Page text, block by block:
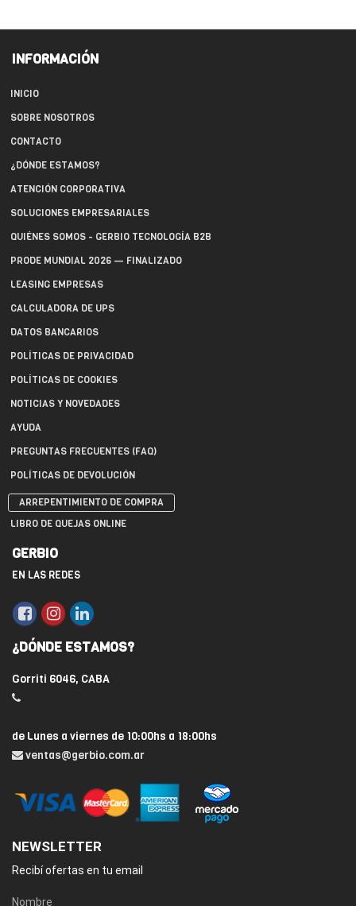
INFORMACIÓN
INICIO
SOBRE NOSOTROS
CONTACTO
¿DÓNDE ESTAMOS?
ATENCIÓN CORPORATIVA
SOLUCIONES EMPRESARIALES
QUIÉNES SOMOS - GERBIO TECNOLOGÍA B2B
PRODE MUNDIAL 2026 — FINALIZADO
LEASING EMPRESAS
CALCULADORA DE UPS
DATOS BANCARIOS
POLÍTICAS DE PRIVACIDAD
POLÍTICAS DE COOKIES
NOTICIAS Y NOVEDADES
AYUDA
PREGUNTAS FRECUENTES (FAQ)
POLÍTICAS DE DEVOLUCIÓN
ARREPENTIMIENTO DE COMPRA
LIBRO DE QUEJAS ONLINE
GERBIO
EN LAS REDES
¿DÓNDE ESTAMOS?
Gorriti 6046, CABA
de Lunes a viernes de 10:00hs a 18:00hs
ventas@gerbio.com.ar
NEWSLETTER
Recibí ofertas en tu email